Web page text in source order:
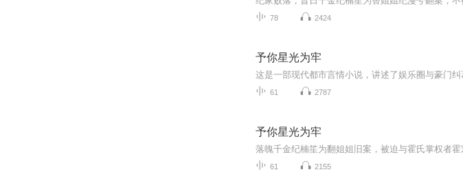
78 2424
予你星光为牢
61 2787
予你星光为牢
61 2155